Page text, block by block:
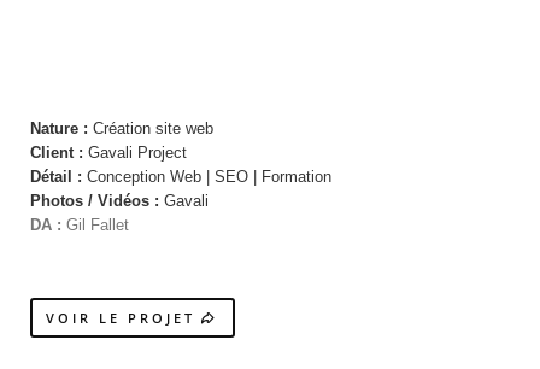
Nature : Création site web
Client : Gavali Project
Détail : Conception Web | SEO | Formation
Photos / Vidéos : Gavali
DA : Gil Fallet
VOIR LE PROJET